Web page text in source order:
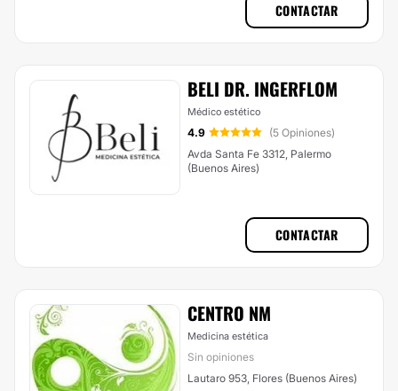
CONTACTAR
BELI DR. INGERFLOM
Médico estético
4.9
(5 Opiniones)
Avda Santa Fe 3312, Palermo
(Buenos Aires)
CONTACTAR
CENTRO NM
Medicina estética
Sin opiniones
Lautaro 953, Flores (Buenos Aires)